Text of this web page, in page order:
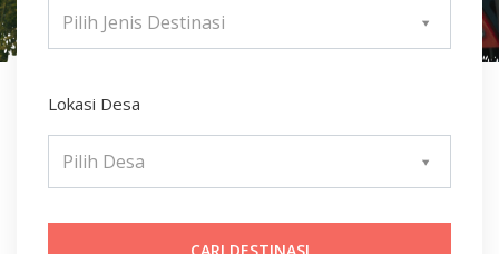
Pilih Jenis Destinasi
Lokasi Desa
Pilih Desa